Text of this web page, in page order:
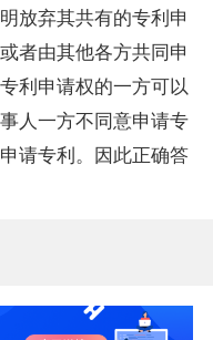
放弃其共有的专利申
者由其他各方共同申
利申请权的一方可以
人一方不同意申请专
请专利。因此正确答